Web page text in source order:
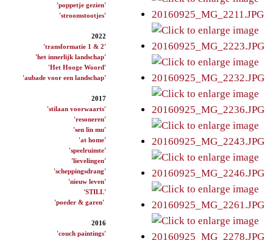
'poppetje gezien'
'stroomstootjes'
2022
'transformatie 1 & 2'
'het innerlijk landschap'
'Het Hooge Woord'
'aubade voor een landschap'
2017
'stilaan voorwaarts'
'resoneren'
'sen lin mu'
'at home'
'speelruimte'
'lievelingen'
'scheppingsdrang'
'nieuw leven'
'STILL'
'poeder & garen'
2016
'couch paintings'